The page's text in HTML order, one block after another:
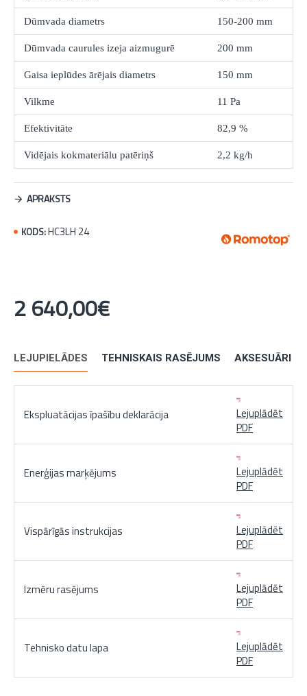
Dūmvada diametrs 150-200 mm
Dūmvada caurules izeja aizmugurē 200 mm
Gaisa ieplūdes ārējais diametrs 150 mm
Vilkme 11 Pa
Efektivitāte 82,9 %
Vidējais kokmateriālu patēriņš 2,2 kg/h
APRAKSTS
KODS:HC3LH 24
2 640,00€
LEJUPIELĀDES TEHNISKAIS RASĒJUMS AKSESUĀRI
Ekspluatācijas īpašību deklarācija
Lejuplādēt
PDF
Enerģijas marķējums
Lejuplādēt
PDF
Vispārīgās instrukcijas
Lejuplādēt
PDF
Izmēru rasējums
Lejuplādēt
PDF
Tehnisko datu lapa
Lejuplādēt
PDF